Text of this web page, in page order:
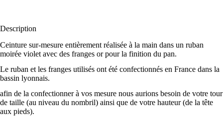
Description
Ceinture sur-mesure entièrement réalisée à la main dans un ruban
moirée violet avec des franges or pour la finition du pan.
Le ruban et les franges utilisés ont été confectionnés en France dans la
bassin lyonnais.
afin de la confectionner à vos mesure nous aurions besoin de votre tour
de taille (au niveau du nombril) ainsi que de votre hauteur (de la tête
aux pieds).